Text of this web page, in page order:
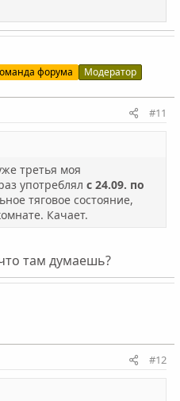
форума Модератор
#11
третья моя
употреблял с 24.09. по
тяговое состояние,
Качает.
там думаешь?
#12